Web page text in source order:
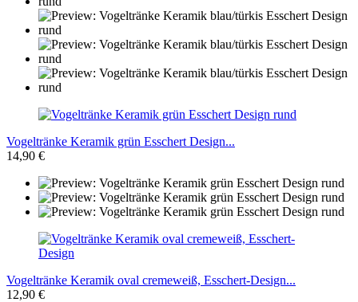
Vogeltränke Keramik grün Esschert Design...
14,90 €
Vogeltränke Keramik oval cremeweiß, Esschert-Design...
12,90 €